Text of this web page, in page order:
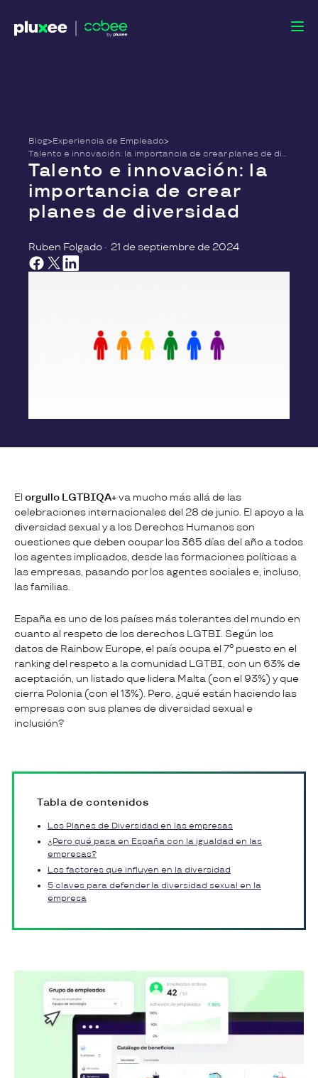
Talento e innovación: la
importancia de crear
planes de diversidad
Ruben Folgado · 21 de septiembre de 2024
Blog>Experiencia de Empleado>
Talento e innovación: la importancia de crear planes de diversidad
El orgullo LGTBIQA+va mucho más allá de las
celebraciones internacionales del 28 de junio. El apoyo a la
diversidad sexual y a los Derechos Humanos son
cuestiones que deben ocupar los 365 días del año a todos
los agentes implicados, desde las formaciones políticas a
las empresas, pasando por los agentes sociales e, incluso,
las familias.
España es uno de los países más tolerantes del mundo en
cuanto al respeto de los derechos LGTBI. Según los
datos de Rainbow Europe, el país ocupa el 7º puesto en el
ranking del respeto a la comunidad LGTBI, con un 63% de
aceptación, un listado que lidera Malta (con el 93%) y que
cierra Polonia (con el 13%). Pero, ¿qué están haciendo las
empresas con sus planes de diversidad sexual e
inclusión?
Tabla de contenidos
Los Planes de Diversidad en las empresas
¿Pero qué pasa en España con la igualdad en las
empresas?
Los factores que influyen en la diversidad
5 claves para defender la diversidad sexual en la
empresa